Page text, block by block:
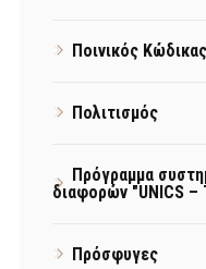
Ποινικός Κώδικας
Πολιτισμός
Πρόγραμμα
διαφορών "UNICS –
Πρόσφυγες